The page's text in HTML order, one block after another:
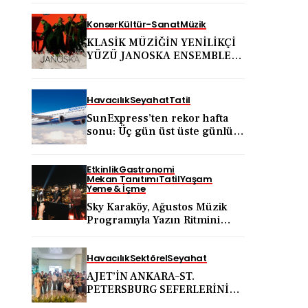
KonserKültür-SanatMüzik
KLASİK MÜZİĞİN YENİLİKÇİ
YÜZÜ JANOSKA ENSEMBLE
HavacılıkSeyahatTatil
SunExpress’ten rekor hafta
sonu: Üç gün üst üste günlük
EtkinlikGastronomi
Mekan TanıtımıTatilYaşam
Yeme & İçme
Sky Karaköy, Ağustos Müzik
Programıyla Yazın Ritmini
HavacılıkSektörelSeyahat
AJET’İN ANKARA–ST.
PETERSBURG SEFERLERİNİN